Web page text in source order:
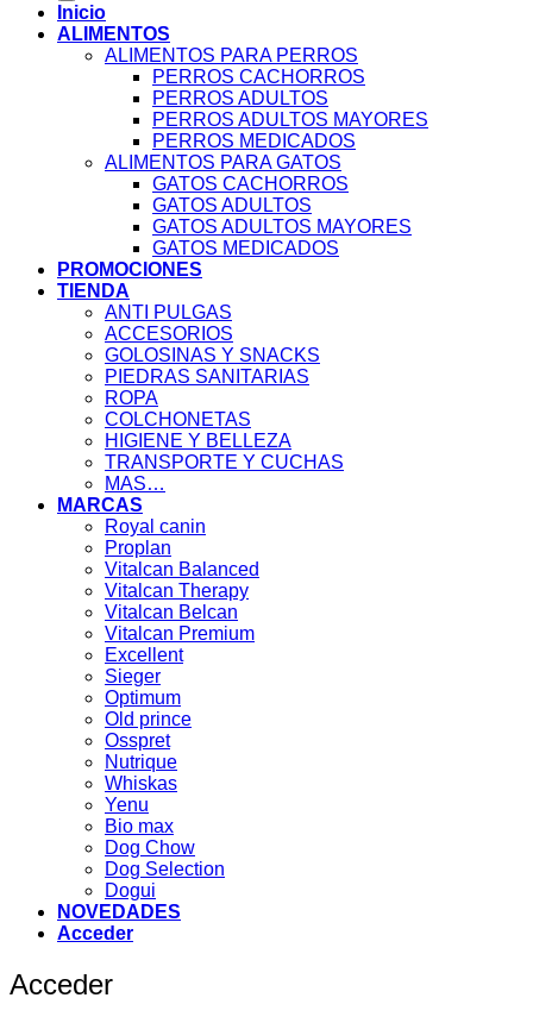
Inicio
ALIMENTOS
ALIMENTOS PARA PERROS
PERROS CACHORROS
PERROS ADULTOS
PERROS ADULTOS MAYORES
PERROS MEDICADOS
ALIMENTOS PARA GATOS
GATOS CACHORROS
GATOS ADULTOS
GATOS ADULTOS MAYORES
GATOS MEDICADOS
PROMOCIONES
TIENDA
ANTI PULGAS
ACCESORIOS
GOLOSINAS Y SNACKS
PIEDRAS SANITARIAS
ROPA
COLCHONETAS
HIGIENE Y BELLEZA
TRANSPORTE Y CUCHAS
MAS…
MARCAS
Royal canin
Proplan
Vitalcan Balanced
Vitalcan Therapy
Vitalcan Belcan
Vitalcan Premium
Excellent
Sieger
Optimum
Old prince
Osspret
Nutrique
Whiskas
Yenu
Bio max
Dog Chow
Dog Selection
Dogui
NOVEDADES
Acceder
Acceder